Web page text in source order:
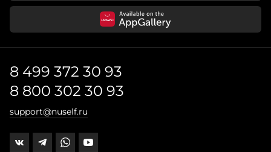
8 499 372 30 93
8 800 302 30 93
support@nuself.ru